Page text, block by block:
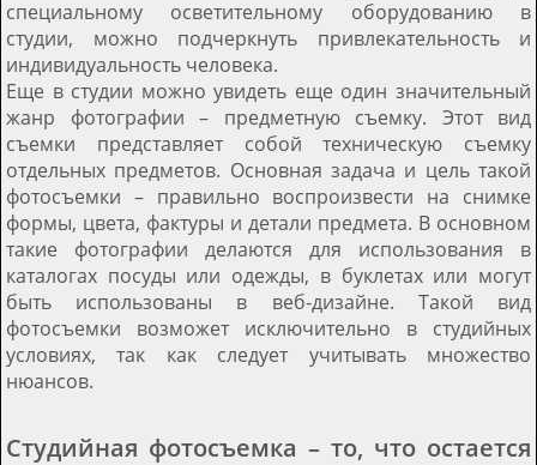
специальному осветительному оборудованию в
студии, можно подчеркнуть привлекательность и
индивидуальность человека.
Еще в студии можно увидеть еще один значительный
жанр фотографии – предметную съемку. Этот вид
съемки представляет собой техническую съемку
отдельных предметов. Основная задача и цель такой
фотосъемки – правильно воспроизвести на снимке
формы, цвета, фактуры и детали предмета. В основном
такие фотографии делаются для использования в
каталогах посуды или одежды, в буклетах или могут
быть использованы в веб-дизайне. Такой вид
фотосъемки возможет исключительно в студийных
условиях, так как следует учитывать множество
нюансов.
Студийная фотосъемка – то, что остается